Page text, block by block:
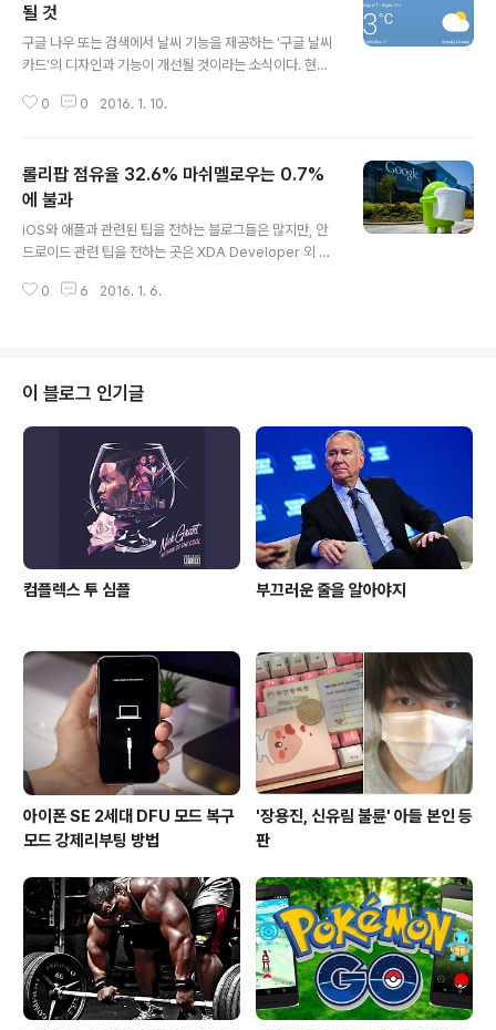
될 것
구글 나우 또는 검색에서 날씨 기능을 제공하는 '구글 날씨
카드'의 디자인과 기능이 개선될 것이라는 소식이다. 현재
중인 것으로 보이며 플레인 화이트 메테리얼 디자인이 될
lice 에서 보도했다. 칼라풀 해진 디자인 외 기능적인 특징
으로는 날씨 카드가 3개의 섹션으로 나뉘고, 이전 보다 디
테일한 날씨를 제공한다는 것 이다. '오늘' 과 '내일' 의 날씨
를 체크할 수 있을 뿐만 아니라 10일치 날씨 예보를 확인할
수도 있다. 새 날씨 카드는 압력(기압), 자외선 지수 등 대기
상태를 시각적으로 확인할 수 있다. 또한 대기 상..
0 0 2016. 1. 10.
롤리팝 점유율 32.6% 마쉬멜로우는 0.7%
에 불과
iOS와 애플과 관련된 팁을 전하는 블로그들은 많지만, 안
드로이드 관련 팁을 전하는 곳은 XDA Developer 외 에
iOS 단일 플랫폼으로 모든 iOS 기기들에 관한 커버링이
로 제각각이니 앱 소개 외에는 와이드한 커버링이 불가합
니다. '구글에서' 오늘 안드로이드 구동 현황에 관한 최신
데이터를 업데이트 했습니다. 지난달 0.5%에서 무려 0.
7%.. 로 올랐다는 얘기는 그만큼 구글 레퍼런스인 넥서스
5X와 넥서스6P가 나름 선전중이라는 얘기가 되겠습니다.
롤리팝은 지난..
0 6 2016. 1. 6.
이 블로그 인기글
컴플렉스 투 심플 부끄러운 줄을 알아야지
아이폰 SE 2세대 DFU 모드 복구
모드 강제리부팅 방법
'장용진, 신유림 불륜' 아들 본인 등
판